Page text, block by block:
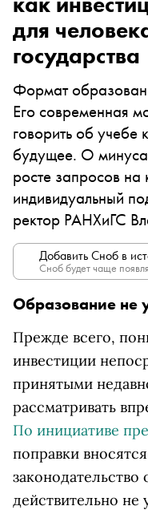
для
государства
Формат
Его современная
говорить об учебе
будущее. О
росте запросов на
индивидуальный
ректор РАНХиГС
Добавить Сноб в
Сноб будет чаще
Образование не
Прежде всего,
инвестиции
принятыми
рассматривать
По инициативе
поправки
законодательство
действительно не